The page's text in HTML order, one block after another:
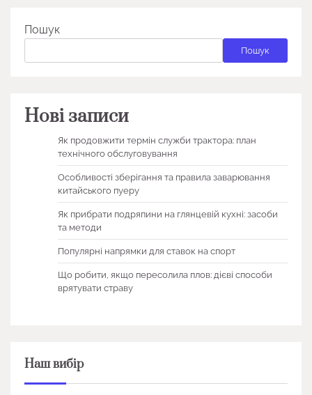
Пошук
Пошук
Нові записи
Як продовжити термін служби трактора: план
технічного обслуговування
Особливості зберігання та правила заварювання
китайського пуеру
Як прибрати подряпини на глянцевій кухні: засоби
та методи
Популярні напрямки для ставок на спорт
Що робити, якщо пересолила плов: дієві способи
врятувати страву
Наш вибір